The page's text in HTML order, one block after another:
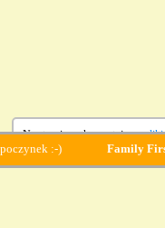
Na stronie wykorzystujemypliki
Family First